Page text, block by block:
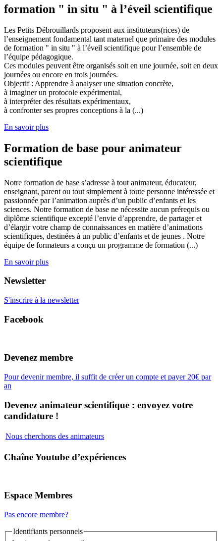
formation " in situ " à l’éveil scientifique
Les Petits Débrouillards proposent aux instituteurs(rices) de
l’enseignement fondamental tant maternel que primaire des modules
de formation " in situ " à l’éveil scientifique pour l’ensemble de
l’équipe pédagogique.
Ces modules peuvent être organisés soit en une journée, soit en deux
journées ou encore en trois journées.
Objectif : Apprendre à analyser une situation concrète,
à imaginer un protocole expérimental,
à interpréter des résultats expérimentaux,
à confronter ses propres conceptions à la (...)
En savoir plus
Formation de base pour animateur
scientifique
Notre formation de base s’adresse à tout animateur, éducateur,
enseignant, parent ou tout simplement à toute personne intéressée et
passionnée par l’animation auprès d’un public d’enfants et les
sciences. Notre formation de base ne nécessite aucun prérequis ou
diplôme scientifique excepté l’envie d’apprendre, de partager et
d’élargir votre champ de connaissances en matière d’animations
scientifiques, destinées à un public d’enfants et de jeunes . Notre
équipe de formateurs a conçu un programme de formation (...)
En savoir plus
Newsletter
S'inscrire à la newsletter
Facebook
Devenez membre
Pour devenir membre, il suffit de créer un compte et payer 20€ par
an
Devenez animateur scientifique : envoyez votre
candidature !
Nous cherchons des animateurs
Chaîne Youtube d’expériences
Espace Membres
Pas encore membre?
Identifiants personnels